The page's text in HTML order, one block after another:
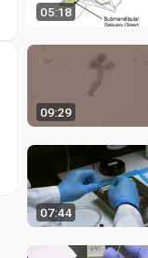
05:18
09:29
07:44